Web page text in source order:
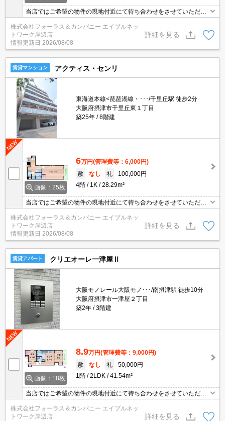
当店ではご希望の物件の現地付近にて待ち合わせをさせていただき
ご内覧いただくサービスや、主要駅までのお迎えサービスも実施中
です。詳しくは当店 「０１２０－９６７－０９９」にお気軽にお問
合せ下さい♪
株式会社フォーラス＆カンパニー エイブルネッ
トワーク岸辺店
情報更新日 2026/08/08
詳細を見る
賃貸マンション アクティス・センリ
東海道本線<琵琶湖線・･･･/千里丘駅 徒歩2分
大阪府摂津市千里丘東１丁目
築25年
8階建
画像：25枚
6万円(管理費等：6,000円)
敷
なし 礼
100,000円
4階
1K 28.29m²
当店ではご希望の物件の現地付近にて待ち合わせをさせていただき
ご内覧いただくサービスや、主要駅までのお迎えサービスも実施中
です。詳しくは当店 「０１２０－９６７－０９９」にお気軽にお問
合せ下さい♪
株式会社フォーラス＆カンパニー エイブルネッ
トワーク岸辺店
情報更新日 2026/08/08
詳細を見る
賃貸アパート クリエオーレ一津屋Ⅱ
大阪モノレール大阪モノ･･･/南摂津駅 徒歩10分
大阪府摂津市一津屋２丁目
築2年
3階建
画像：18枚
8.9万円(管理費等：9,000円)
敷
なし 礼
50,000円
1階
2LDK 41.54m²
当店ではご希望の物件の現地付近にて待ち合わせをさせていただき
ご内覧いただくサービスや、主要駅までのお迎えサービスも実施中
です。詳しくは 当店「０１２０－９６７－０９９」にお気軽にお問
合せ下さい♪
株式会社フォーラス＆カンパニー エイブルネッ
トワーク岸辺店
詳細を見る